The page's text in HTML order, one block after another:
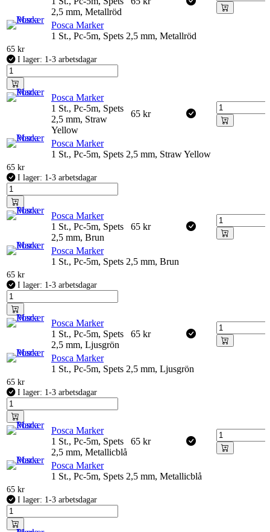
2,5 mm, Metallröd
Posca Marker
1 St., Pc-5m, Spets 2,5 mm, Metallröd
65 kr
I lager: 1-3 arbetsdagar
Posca Marker
1 St., Pc-5m, Spets
2,5 mm, Straw
Yellow
65 kr
Posca Marker
1 St., Pc-5m, Spets 2,5 mm, Straw Yellow
65 kr
I lager: 1-3 arbetsdagar
Posca Marker
1 St., Pc-5m, Spets
2,5 mm, Brun
65 kr
Posca Marker
1 St., Pc-5m, Spets 2,5 mm, Brun
65 kr
I lager: 1-3 arbetsdagar
Posca Marker
1 St., Pc-5m, Spets
2,5 mm, Ljusgrön
65 kr
Posca Marker
1 St., Pc-5m, Spets 2,5 mm, Ljusgrön
65 kr
I lager: 1-3 arbetsdagar
Posca Marker
1 St., Pc-5m, Spets
2,5 mm, Metallicblå
65 kr
Posca Marker
1 St., Pc-5m, Spets 2,5 mm, Metallicblå
65 kr
I lager: 1-3 arbetsdagar